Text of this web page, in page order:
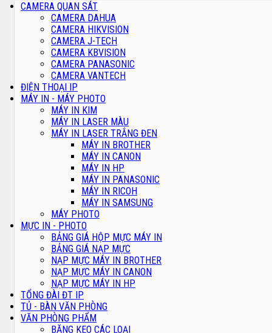
CAMERA QUAN SÁT
CAMERA DAHUA
CAMERA HIKVISION
CAMERA J-TECH
CAMERA KBVISION
CAMERA PANASONIC
CAMERA VANTECH
ĐIỆN THOẠI IP
MÁY IN - MÁY PHOTO
MÁY IN KIM
MÁY IN LASER MÀU
MÁY IN LASER TRẮNG ĐEN
MÁY IN BROTHER
MÁY IN CANON
MÁY IN HP
MÁY IN PANASONIC
MÁY IN RICOH
MÁY IN SAMSUNG
MÁY PHOTO
MỰC IN - PHOTO
BẢNG GIÁ HỘP MỰC MÁY IN
BẢNG GIÁ NẠP MỰC
NẠP MỰC MÁY IN BROTHER
NẠP MỰC MÁY IN CANON
NẠP MỰC MÁY IN HP
TỔNG ĐÀI ĐT IP
TỦ - BÀN VĂN PHÒNG
VĂN PHÒNG PHẨM
BĂNG KEO CÁC LOẠI